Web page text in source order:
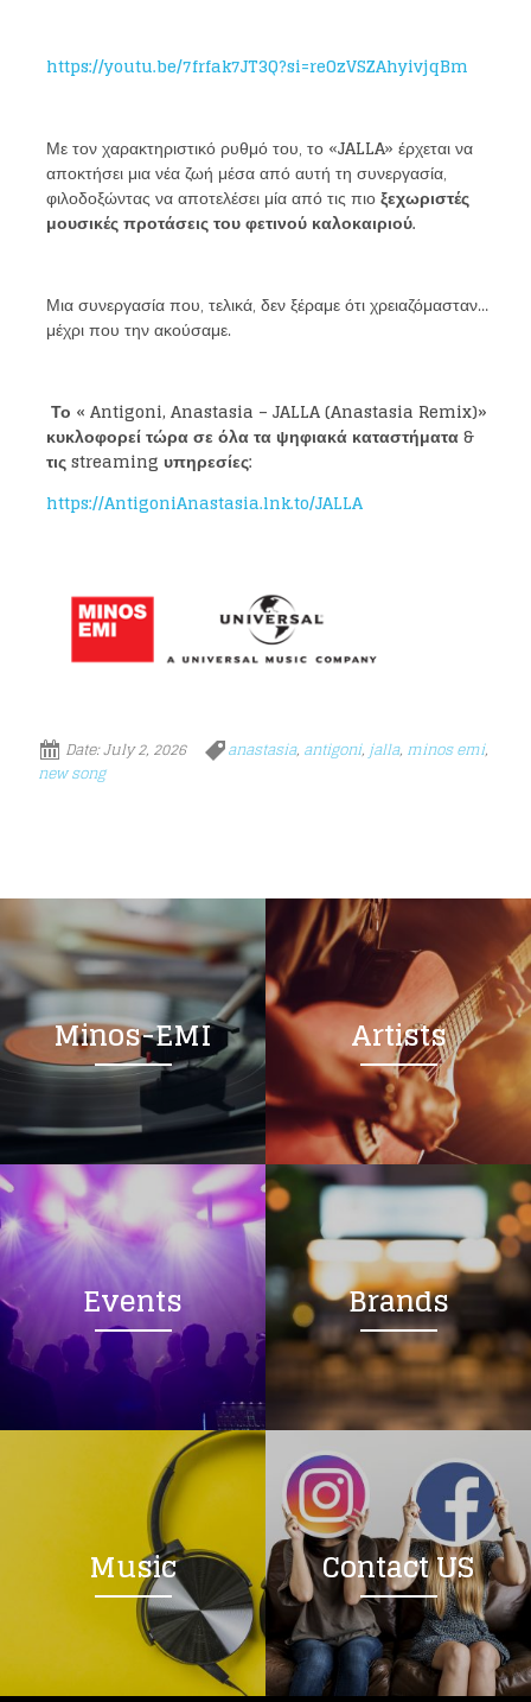
https://youtu.be/7frfak7JT3Q?si=reOzVSZAhyivjqBm
Με τον χαρακτηριστικό ρυθμό του, το «JALLA» έρχεται να
αποκτήσει μια νέα ζωή μέσα από αυτή τη συνεργασία,
φιλοδοξώντας να αποτελέσει μία από τις πιοξεχωριστές
μουσικές προτάσεις του φετινού καλοκαιριού.
Μια συνεργασία που, τελικά, δεν ξέραμε ότι χρειαζόμασταν…
μέχρι που την ακούσαμε.
Το « Antigoni, Anastasia – JALLA (Anastasia Remix)»
κυκλοφορεί τώρα σε όλα τα ψηφιακά καταστήματα &
τις streaming υπηρεσίες:
https://AntigoniAnastasia.lnk.to/JALLA
Date:July 2, 2026 anastasia, antigoni, jalla, minos emi,
new song
Minos-EMI Artists
Events Brands
Music Contact US